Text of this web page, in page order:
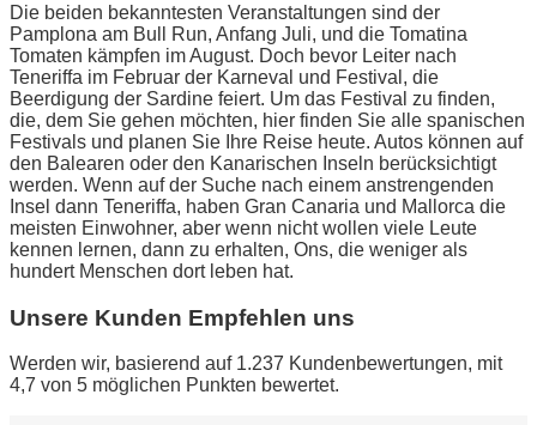
Die beiden bekanntesten Veranstaltungen sind der
Pamplona am Bull Run, Anfang Juli, und die Tomatina
Tomaten kämpfen im August. Doch bevor Leiter nach
Teneriffa im Februar der Karneval und Festival, die
Beerdigung der Sardine feiert. Um das Festival zu finden,
die, dem Sie gehen möchten, hier finden Sie alle spanischen
Festivals und planen Sie Ihre Reise heute. Autos können auf
den Balearen oder den Kanarischen Inseln berücksichtigt
werden. Wenn auf der Suche nach einem anstrengenden
Insel dann Teneriffa, haben Gran Canaria und Mallorca die
meisten Einwohner, aber wenn nicht wollen viele Leute
kennen lernen, dann zu erhalten, Ons, die weniger als
hundert Menschen dort leben hat.
Unsere Kunden Empfehlen uns
Werden wir, basierend auf 1.237 Kundenbewertungen, mit
4,7 von 5 möglichen Punkten bewertet.